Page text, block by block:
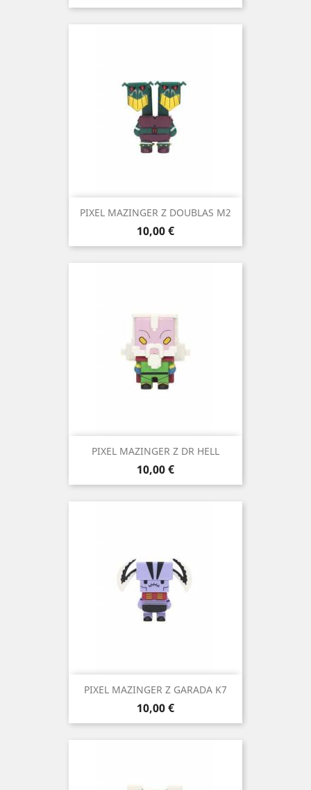
PIXEL MAZINGER Z DOUBLAS M2
Precio
10,00 €
PIXEL MAZINGER Z DR HELL
Precio
10,00 €
PIXEL MAZINGER Z GARADA K7
Precio
10,00 €